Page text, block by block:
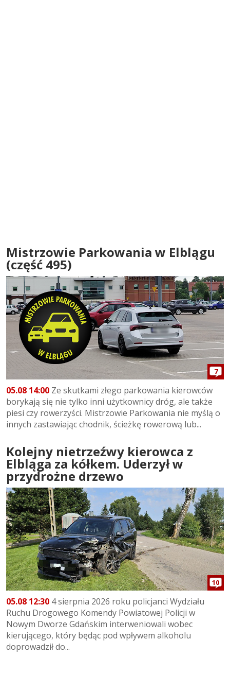
Mistrzowie Parkowania w Elblągu
(część 495)
7
05.08 14:00 Ze skutkami złego parkowania kierowców
borykają się nie tylko inni użytkownicy dróg, ale także
piesi czy rowerzyści. Mistrzowie Parkowania nie myślą o
innych zastawiając chodnik, ścieżkę rowerową lub...
Kolejny nietrzeźwy kierowca z
Elbląga za kółkem. Uderzył w
przydrożne drzewo
10
05.08 12:30 4 sierpnia 2026 roku policjanci Wydziału
Ruchu Drogowego Komendy Powiatowej Policji w
Nowym Dworze Gdańskim interweniowali wobec
kierującego, który będąc pod wpływem alkoholu
doprowadził do...